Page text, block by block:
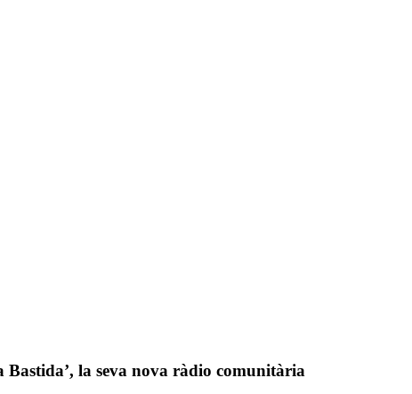
la seva nova ràdio comunitària